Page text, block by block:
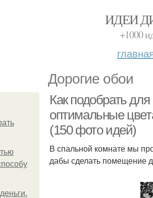
ИДЕИ
+1000
Дорогие обои
Как подобрать
оптимальные
(150 фото идей)
В спальной комнате мы
дабы сделать помещение